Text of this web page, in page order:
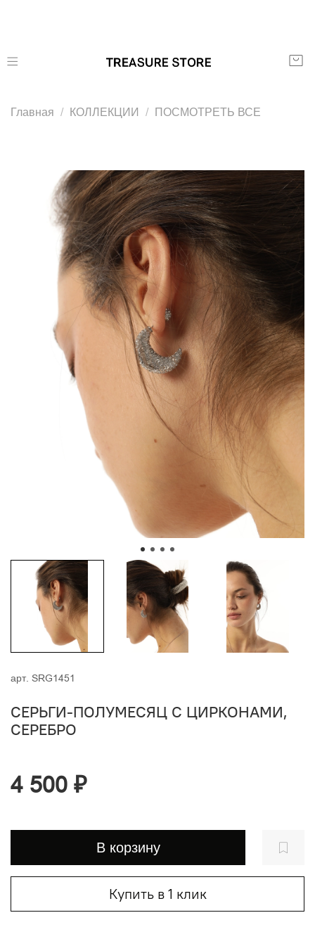
Главная КОЛЛЕКЦИИ ПОСМОТРЕТЬ ВСЕ
арт. SRG1451
СЕРЬГИ-ПОЛУМЕСЯЦ С ЦИРКОНАМИ,
СЕРЕБРО
4 500 ₽
В корзину
Купить в 1 клик